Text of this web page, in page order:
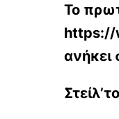
Το
https://
ανήκει